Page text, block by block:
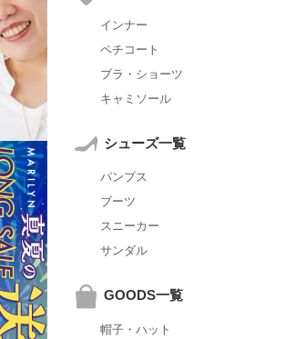
インナー
ペチコート
ブラ・ショーツ
キャミソール
シューズ一覧
パンプス
ブーツ
スニーカー
サンダル
GOODS一覧
帽子・ハット